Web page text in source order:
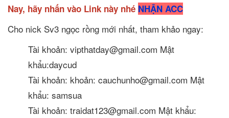
Nay, hãy nhấn vào Link này nhé NHẬN ACC
Cho nick Sv3 ngọc rồng mới nhất, tham khảo ngay:
Tài khoản: vipthatday@gmail.com Mật
khẩu:daycud
Tài khoản: khoản: cauchunho@gmail.com Mật
khẩu: samsua
Tài khoản: traidat123@gmail.com Mật khẩu: